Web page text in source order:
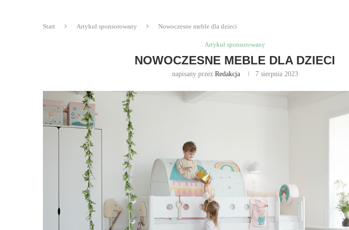
Start Artykuł sponsorowany Nowoczesne meble dla dzieci
Artykuł sponsorowany
NOWOCZESNE MEBLE DLA DZIECI
napisany przez Redakcja 7 sierpnia 2023